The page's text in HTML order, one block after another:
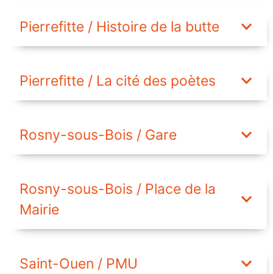
Pierrefitte / Histoire de la butte
Pierrefitte / La cité des poètes
Rosny-sous-Bois / Gare
Rosny-sous-Bois / Place de la
Mairie
Saint-Ouen / PMU